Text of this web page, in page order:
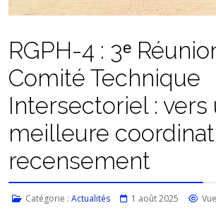
RGPH-4 : 3ᵉ
Comité Technique
Intersectoriel : vers
meilleure
recensement
Catégorie : Actualités 1 août 2025